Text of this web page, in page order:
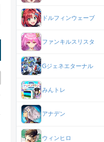
ドルフィンウェーブ
ファンキルスリスタ
Gジェネエターナル
みんトレ
アナデン
ウィンヒロ